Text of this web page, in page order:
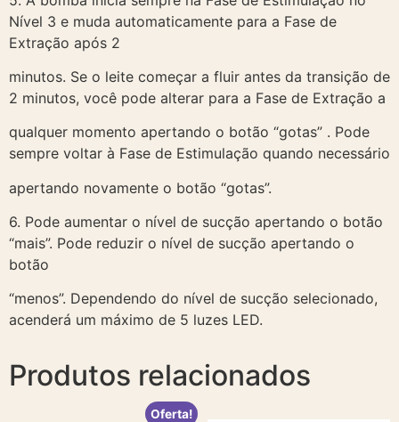
Nível 3 e muda automaticamente para a Fase de
Extração após 2
minutos. Se o leite começar a fluir antes da transição de
2 minutos, você pode alterar para a Fase de Extração a
qualquer momento apertando o botão “gotas” . Pode
sempre voltar à Fase de Estimulação quando necessário
apertando novamente o botão “gotas”.
6. Pode aumentar o nível de sucção apertando o botão
“mais”. Pode reduzir o nível de sucção apertando o
botão
“menos”. Dependendo do nível de sucção selecionado,
acenderá um máximo de 5 luzes LED.
Produtos relacionados
Oferta!